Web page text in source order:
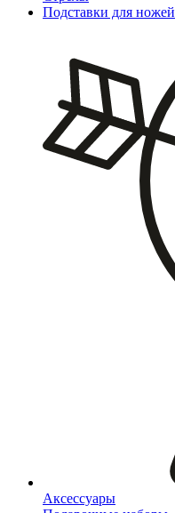
Подставки для ножей
Аксессуары